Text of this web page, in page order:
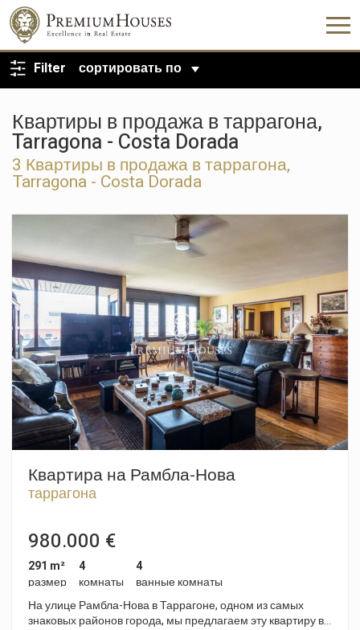
Filter сортировать по
Квартиры в продажа в таррагона,
Tarragona - Costa Dorada
3 Квартиры в продажа в таррагона,
Tarragona - Costa Dorada
ВЕРНУТЬСЯ К ПОИСКУ
Квартира на Рамбла-Нова
таррагона
980.000 €
291 m²
размер
4
комнаты
4
ванные комнаты
На улице Рамбла-Нова в Таррагоне, одном из самых
знаковых районов города, мы предлагаем эту квартиру в